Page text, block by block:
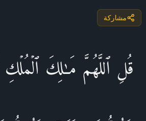
مشاركة
قُلِ ٱللَّهُمَّ مَـٰلِكَ